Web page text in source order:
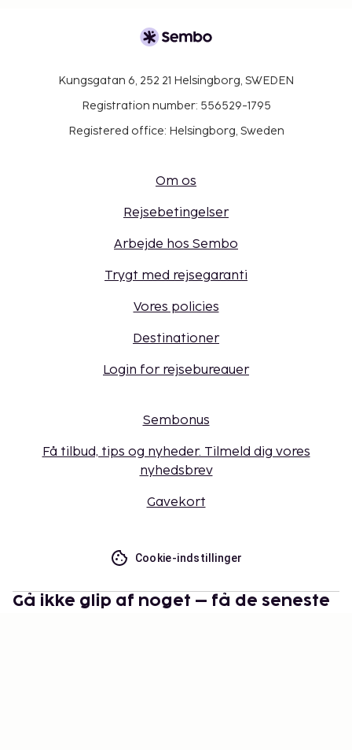
Kungsgatan 6, 252 21 Helsingborg, SWEDEN
Registration number: 556529-1795
Registered office: Helsingborg, Sweden
Om os
Rejsebetingelser
Arbejde hos Sembo
Trygt med rejsegaranti
Vores policies
Destinationer
Login for rejsebureauer
Sembonus
Få tilbud, tips og nyheder. Tilmeld dig vores
nyhedsbrev
Gavekort
Cookie-indstillinger
Gå ikke glip af noget – få de seneste